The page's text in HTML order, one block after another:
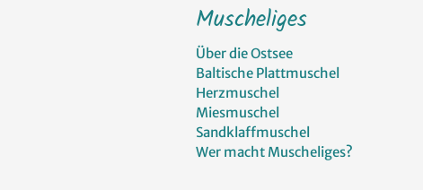
Muscheliges
Über die Ostsee
Baltische Plattmuschel
Herzmuschel
Miesmuschel
Sandklaffmuschel
Wer macht Muscheliges?